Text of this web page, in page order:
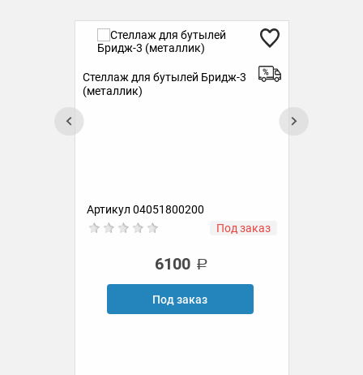
Стеллаж для бутылей Бридж-3
(металлик)
Артикул 04051800200
Под заказ
6100
Под заказ